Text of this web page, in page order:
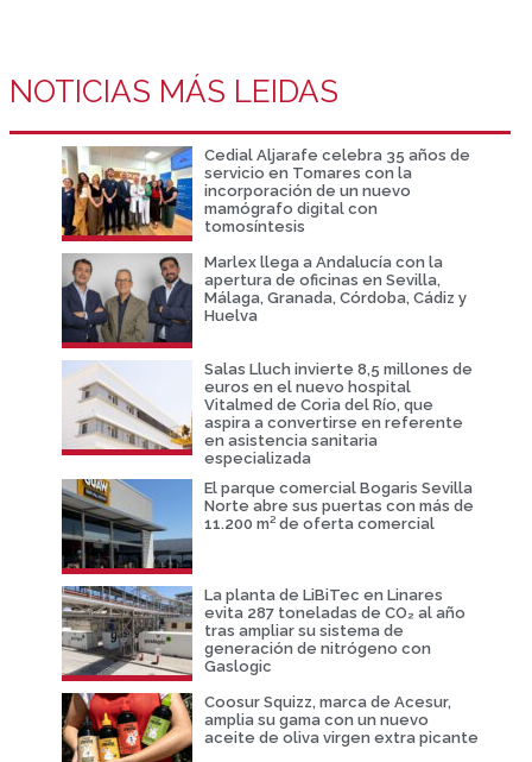
NOTICIAS MÁS LEIDAS
Cedial Aljarafe celebra 35 años de
servicio en Tomares con la
incorporación de un nuevo
mamógrafo digital con
tomosíntesis
Marlex llega a Andalucía con la
apertura de oficinas en Sevilla,
Málaga, Granada, Córdoba, Cádiz y
Huelva
Salas Lluch invierte 8,5 millones de
euros en el nuevo hospital
Vitalmed de Coria del Río, que
aspira a convertirse en referente
en asistencia sanitaria
especializada
El parque comercial Bogaris Sevilla
Norte abre sus puertas con más de
11.200 m² de oferta comercial
La planta de LiBiTec en Linares
evita 287 toneladas de CO₂ al año
tras ampliar su sistema de
generación de nitrógeno con
Gaslogic
Coosur Squizz, marca de Acesur,
amplia su gama con un nuevo
aceite de oliva virgen extra picante